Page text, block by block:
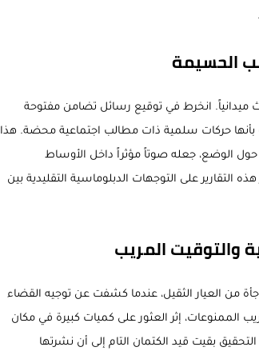
ميدانياً. انخرط في توقيع رسائل تضامن مفتوحة
حركات سلمية ذات مطالب اجتماعية محضة. هذا
حول الوضع، جعله صوتاً مؤثراً داخل الأوساط
التقارير على التوجهات الدبلوماسية التقليدية بين
مفاجأة من العيار الثقيل، عندما كشفت عن توجيه القضاء
إثر العثور على كميات كبيرة في مكان
بقيت قيد الكتمان التام إلى أن نشرتها